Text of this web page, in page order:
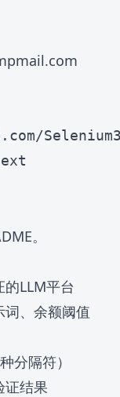
。
的LLM平台
词、余额阈值
分隔符）
证结果